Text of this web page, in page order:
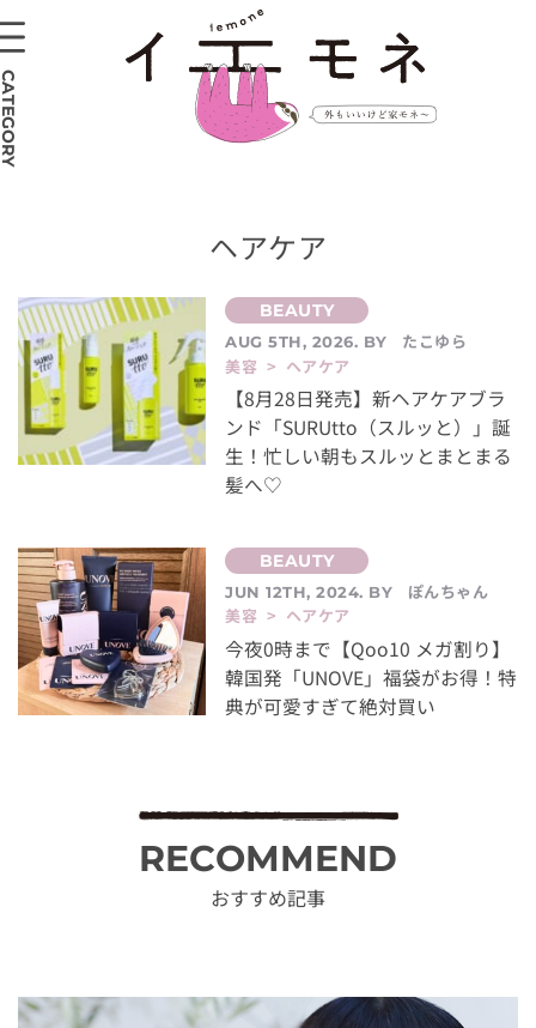
ヘアケア
AUG 5TH, 2026. BY
たこゆら
美容 > ヘアケア
【8月28日発売】新ヘアケアブラ
ンド「SURUtto（スルッと）」誕
生！忙しい朝もスルッとまとまる
髪へ♡
JUN 12TH, 2024. BY
ぽんちゃん
美容 > ヘアケア
今夜0時まで【Qoo10 メガ割り】
韓国発「UNOVE」福袋がお得！特
典が可愛すぎて絶対買い
RECOMMEND
おすすめ記事